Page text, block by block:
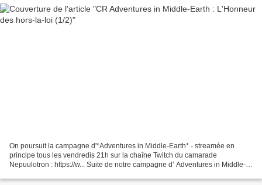
On poursuit la campagne d'*Adventures in Middle-Earth* - streamée en
principe tous les vendredis 21h sur la chaîne Twitch du camarade
Nepuulotron : https://w... Suite de notre campagne d’ Adventures in Middle-